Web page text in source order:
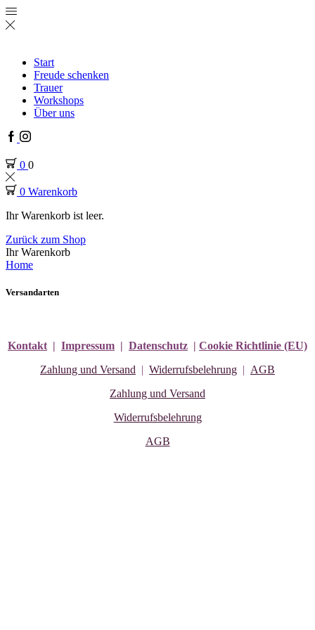
Start
Freude schenken
Trauer
Workshops
Über uns
Facebook
Instagram
0 0
0 Warenkorb
Ihr Warenkorb ist leer.
Zurück zum Shop
Ihr Warenkorb
Home
Versandarten
Kontakt | Impressum | Datenschutz | Cookie Richtlinie (EU)
Zahlung und Versand | Widerrufsbelehrung | AGB
Zahlung und Versand
Widerrufsbelehrung
AGB